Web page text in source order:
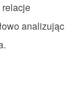
relacje
analizując